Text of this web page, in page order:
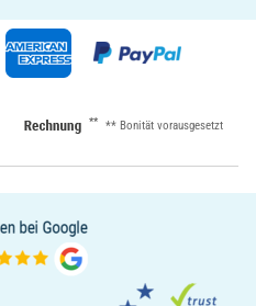
** ** Bonität vorausgesetzt